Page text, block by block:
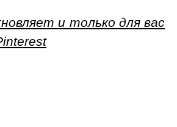
и только для вас